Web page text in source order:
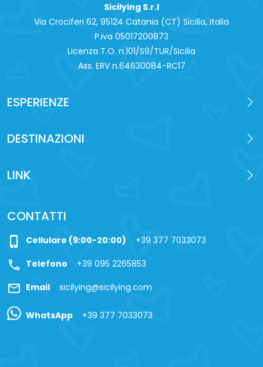
Sicilying S.r.l
Via Crociferi 62, 95124 Catania (CT) Sicilia, Italia
P.iva 0‍5017200873
Licenza T.O. n.101/S9/TUR/Sicilia
Ass. ERV n.64630084-RC17
ESPERIENZE
DESTINAZIONI
LINK
CONTATTI
phone_iphone Cellulare (9:00-20:00) +39 377 7033073
call Telefono +39 095 2265853
mail Email sicilying@sicilying.com
WhatsApp +39 377 7033073